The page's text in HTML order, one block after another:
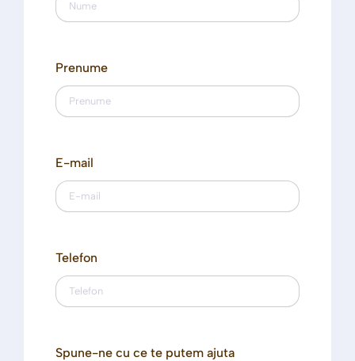
Prenume
E-mail
Telefon
Spune-ne cu ce te putem ajuta